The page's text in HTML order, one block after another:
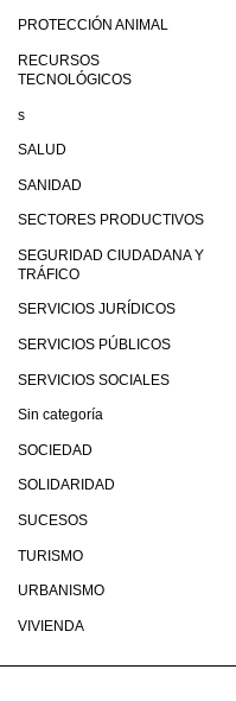
PROTECCIÓN ANIMAL
RECURSOS
TECNOLÓGICOS
s
SALUD
SANIDAD
SECTORES PRODUCTIVOS
SEGURIDAD CIUDADANA Y
TRÁFICO
SERVICIOS JURÍDICOS
SERVICIOS PÚBLICOS
SERVICIOS SOCIALES
Sin categoría
SOCIEDAD
SOLIDARIDAD
SUCESOS
TURISMO
URBANISMO
VIVIENDA